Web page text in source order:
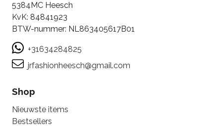
5384MC Heesch
KvK: 84841923
BTW-nummer: NL863405617B01
+31634284825
jrfashionheesch@gmail.com
Shop
Nieuwste items
Bestsellers